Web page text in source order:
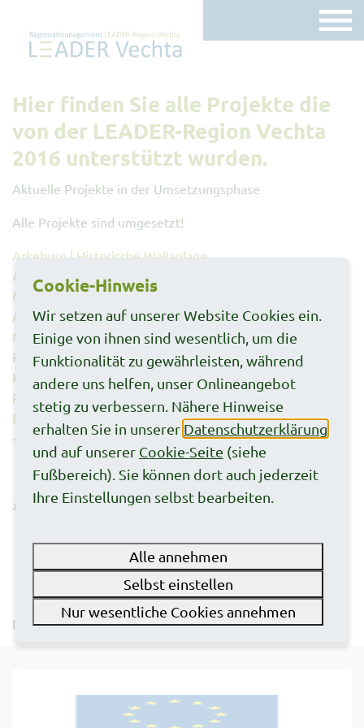
Hier finden Sie alle Projekte die
von der LEADER-Region Vechta
2016 unterstützt wurden.
Aktuelle Projekte in der Umsetzungsphase
Alle Projekte sind umgesetzt!
Arkeburg | Historische Wallanlage
AEF-Dialogreihen "Innovationen Oldenburger
Münsterland"
Archäologisch-historisches Informationszentrum Visbek
Neukonzeptionierung und Optimierung des
Radwegeleitsystems mit Einführung eines
Kontenpunktsystems
Präventionsjahr
Erläuterung der historischen Parkanalage Zitadelle Vechta
– touristische und pädagogische Inwertsetzung
zurück
Impressum Datenschutz Cookies
Cookie-Hinweis
Wir setzen auf unserer Website Cookies ein.
Einige von ihnen sind wesentlich, um die
Funktionalität zu gewährleisten, während
andere uns helfen, unser Onlineangebot
stetig zu verbessern. Nähere Hinweise
erhalten Sie in unserer Datenschutzerklärung
und auf unserer Cookie-Seite (siehe
Fußbereich). Sie können dort auch jederzeit
Ihre Einstellungen selbst bearbeiten.
Alle annehmen
Selbst einstellen
Nur wesentliche Cookies annehmen